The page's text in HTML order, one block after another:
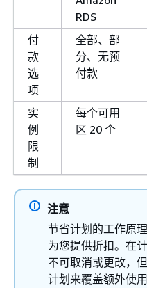
RDS
付
款
选
项
全部、部
分、无预
付款
实
例
限
制
每个可用
区 20 个
注意
节省计划的工作原
为您提供折扣。在
不可取消或更改，
计划来覆盖额外使